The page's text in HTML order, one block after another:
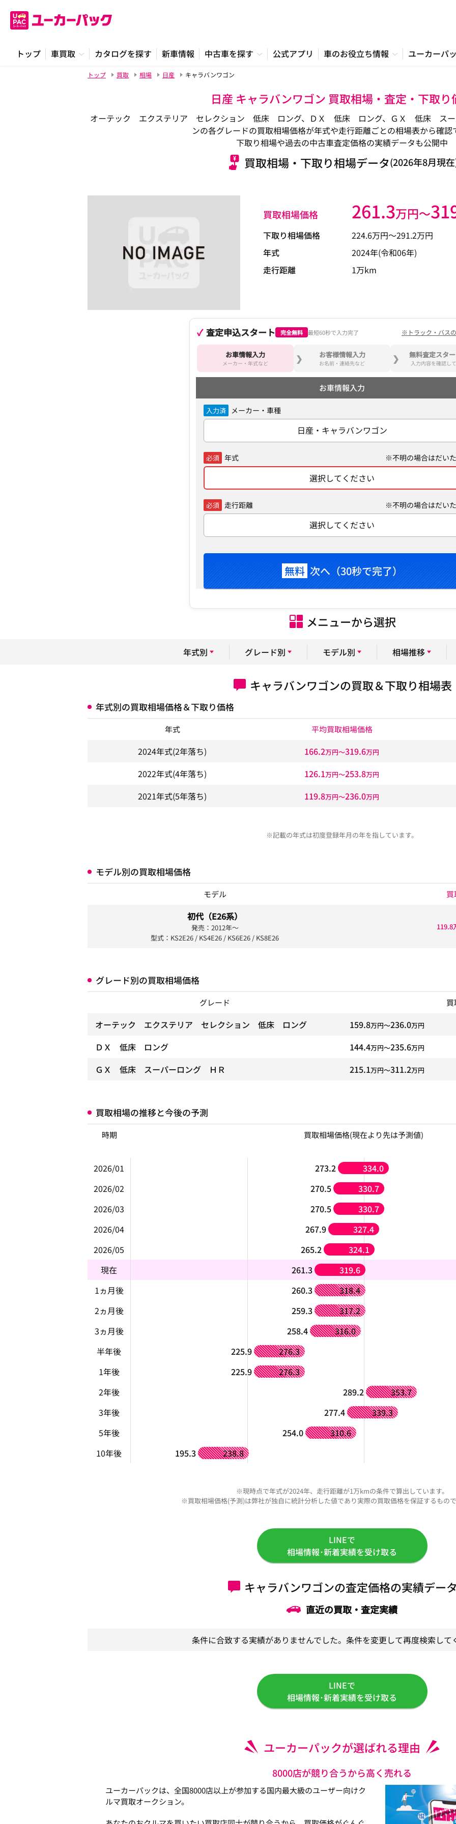
トップ 車買取 カタログを探す 新車情報 中古車を探す 公式アプリ 車のお役立ち情報 ユーカーパ
トップ 買取 相場 日産 キャラバンワゴン
日産 キャラバンワゴン 買取相場・査定・下取り
オーテック エクステリア セレクション 低床 ロング、ＤＸ 低床 ロング、ＧＸ 低床 スー
ンの各グレードの買取相場価格が年式や走行距離ごとの相場表から確認
下取り相場や過去の中古車査定価格の実績データも公開中
買取相場・下取り相場データ(2026年8月現
買取相場価格 261.3万円〜
下取り相場価格 224.6万円〜291.2万円
年式
2024年(令和06年)
走行距離
1万km
査定申込スタート 完全無料 最短60秒で入力完了 ※トラック・バス
お車情報入力
メーカー・年式など
お客様情報入力
お名前・連絡先など
無料査定スター
入力内容を確認し
お車情報入力
入力済 メーカー・車種
日産・キャラバンワゴン
必須 年式 ※不明の場合はだい
選択してください
必須 走行距離 ※不明の場合はだい
選択してください
無料 次へ（30秒で完了）
メニューから選択
年式別 グレード別 モデル別 相場推移
キャラバンワゴンの買取＆下取り相場表
年式別の買取相場価格＆下取り価格
年式 平均買取相場価格
2024年式(2年落ち) 166.2万円〜319.6万円
2022年式(4年落ち) 126.1万円〜253.8万円
2021年式(5年落ち) 119.8万円〜236.0万円
※記載の年式は初度登録年月の年を指しています。
モデル別の買取相場価格
モデル
初代（E26系）
発売：2012年〜
型式：KS2E26 / KS4E26 / KS6E26 / KS8E26
119.8
グレード別の買取相場価格
グレード
オーテック エクステリア セレクション 低床 ロング 159.8万円〜236.0万円
ＤＸ 低床 ロング 144.4万円〜235.6万円
ＧＸ 低床 スーパーロング ＨＲ 215.1万円〜311.2万円
買取相場の推移と今後の予測
時期 買取相場価格(現在より先は予測値)
2026/01
273.2
334.0
2026/02
270.5
330.7
2026/03
270.5
330.7
2026/04
267.9
327.4
2026/05
265.2
324.1
現在
261.3
319.6
1ヵ月後
260.3
318.4
2ヵ月後
259.3
317.2
3ヵ月後
258.4
316.0
半年後
225.9
276.3
1年後
225.9
276.3
2年後
289.2
353.7
3年後
277.4
339.3
5年後
254.0
310.6
10年後
195.3 238.8
※現時点で年式が2024年、走行距離が1万kmの条件で算出しています。
※買取相場価格(予測)は弊社が独自に統計分析した値であり実際の買取価格を保証するもので
LINEで
相場情報･新着実績を受け取る
キャラバンワゴンの査定価格の実績データ
直近の買取・査定実績
条件に合致する実績がありませんでした。条件を変更して再度検索して
LINEで
相場情報･新着実績を受け取る
ユーカーパックが選ばれる理由
8000店が競り合うから高く売れる
ユーカーパックは、全国8000店以上が参加する国内最大級のユーザー向けク
ルマ買取オークション。